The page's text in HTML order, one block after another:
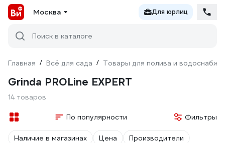
Москва Для юрлиц
Поиск в каталоге
Главная / Всё для сада / Товары для полива и
Grinda PROLine EXPERT
14 товаров
По популярности Фильтры
Наличие в магазинах Цена Производители